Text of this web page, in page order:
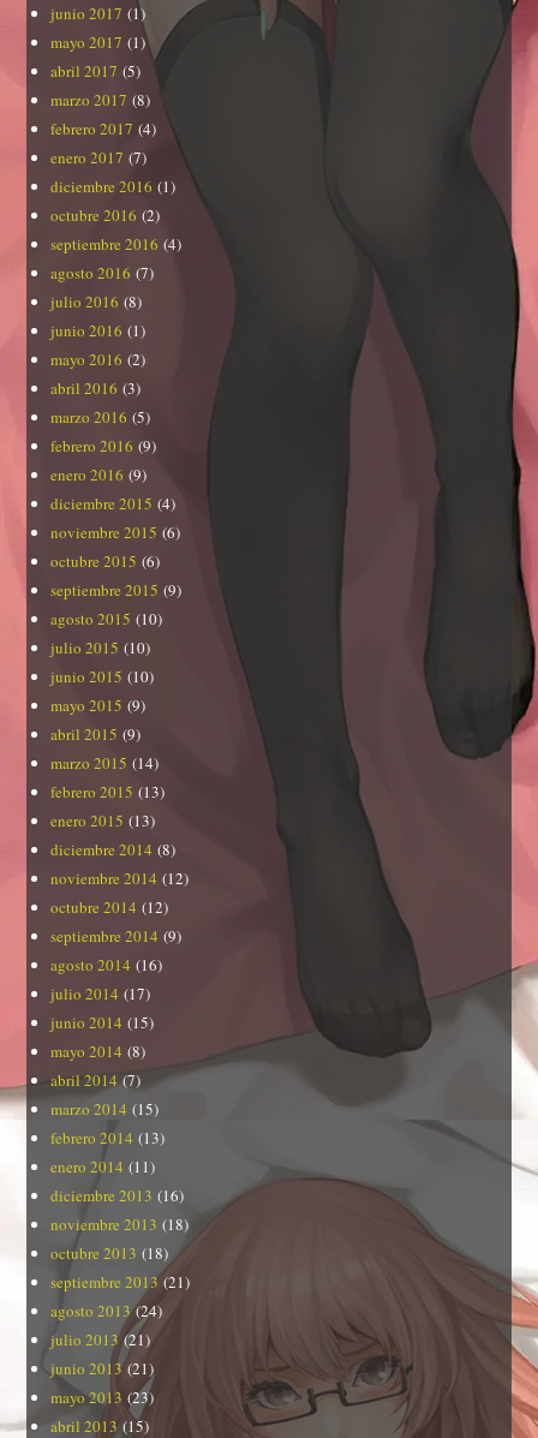
junio 2017 (1)
mayo 2017 (1)
abril 2017 (5)
marzo 2017 (8)
febrero 2017 (4)
enero 2017 (7)
diciembre 2016 (1)
octubre 2016 (2)
septiembre 2016 (4)
agosto 2016 (7)
julio 2016 (8)
junio 2016 (1)
mayo 2016 (2)
abril 2016 (3)
marzo 2016 (5)
febrero 2016 (9)
enero 2016 (9)
diciembre 2015 (4)
noviembre 2015 (6)
octubre 2015 (6)
septiembre 2015 (9)
agosto 2015 (10)
julio 2015 (10)
junio 2015 (10)
mayo 2015 (9)
abril 2015 (9)
marzo 2015 (14)
febrero 2015 (13)
enero 2015 (13)
diciembre 2014 (8)
noviembre 2014 (12)
octubre 2014 (12)
septiembre 2014 (9)
agosto 2014 (16)
julio 2014 (17)
junio 2014 (15)
mayo 2014 (8)
abril 2014(7)
marzo 2014 (15)
febrero 2014 (13)
enero 2014 (11)
diciembre 2013 (16)
noviembre 2013 (18)
octubre 2013 (18)
septiembre 2013 (21)
agosto 2013(24)
julio 2013(21)
junio 2013(21)
mayo 2013 (23)
abril 2013 (15)